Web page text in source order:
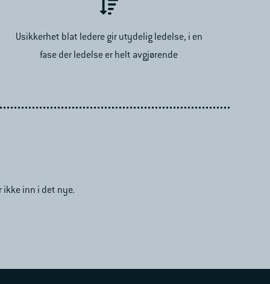
Usikkerhet blat ledere gir utydelig ledelse, i en
fase der ledelse er helt avgjørende
ikke inn i det nye.